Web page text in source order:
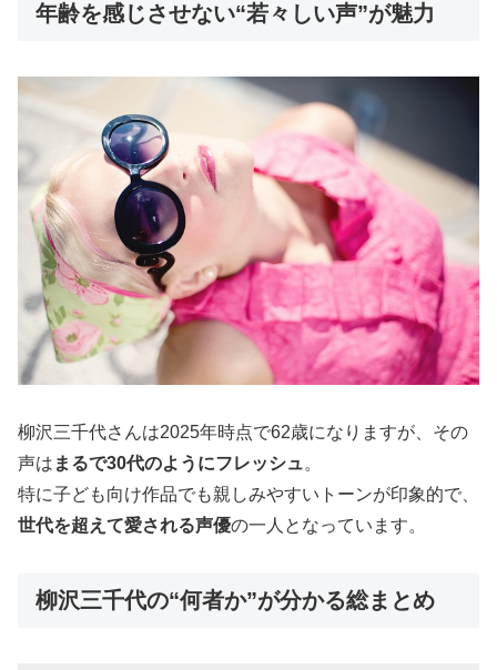
年齢を感じさせない“若々しい声”が魅力
柳沢三千代さんは2025年時点で62歳になりますが、その
声は まるで30代のようにフレッシュ。
特に子ども向け作品でも親しみやすいトーンが印象的で、
世代を超えて愛される声優の一人となっています。
柳沢三千代の“何者か”が分かる総まとめ